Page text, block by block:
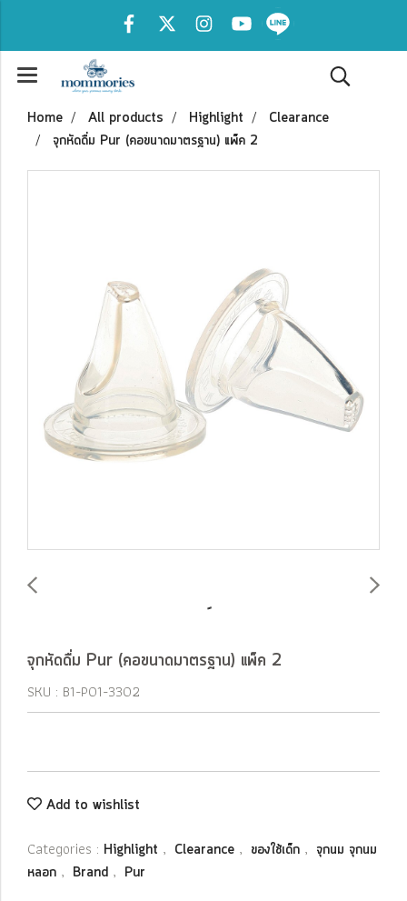
Home All products Highlight
Clearance
จุกหัดดื่ม Pur (คอขนาดมาตรฐาน) แพ็ค 2
จุกหัดดื่ม Pur (คอขนาดมาตรฐาน) แพ็ค 2
SKU : B1-P01-3302
Add to wishlist
Categories : Highlight , Clearance , ของใช้เด็ก , จุกนม จุกนม
หลอก , Brand , Pur